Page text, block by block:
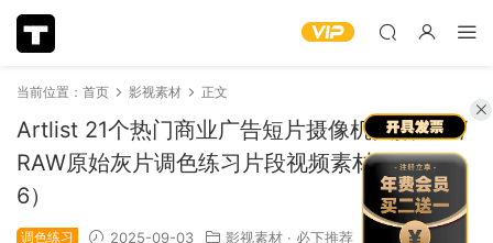
当前位置： 首页 影视素材 正文
Artlist 21个热门商业广告短片摄像机实拍LOG/
RAW原始灰片调色练习片段视频素材（1328
6）
调色练习 2025-09-03 影视素材 · 必下推荐 2.46k